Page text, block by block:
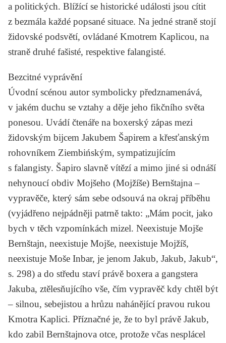
a politických. Blížící se historické události jsou cítit
z bezmála každé popsané situace. Na jedné straně stojí
židovské podsvětí, ovládané Kmotrem Kaplicou, na
straně druhé fašisté, respektive falangisté.
Bezcitné vyprávění
Úvodní scénou autor symbolicky předznamenává,
v jakém duchu se vztahy a děje jeho fikčního světa
ponesou. Uvádí čtenáře na boxerský zápas mezi
židovským bijcem Jakubem Šapirem a křesťanským
rohovníkem Ziembińským, sympatizujícím
s falangisty. Šapiro slavně vítězí a mimo jiné si odnáší
nehynoucí obdiv Mojšeho (Mojžíše) Bernštajna –
vypravěče, který sám sebe odsouvá na okraj příběhu
(vyjádřeno nejpádněji patrně takto: „Mám pocit, jako
bych v těch vzpomínkách mizel. Neexistuje Mojše
Bernštajn, neexistuje Mojše, neexistuje Mojžíš,
neexistuje Moše Inbar, je jenom Jakub, Jakub, Jakub“,
s. 298) a do středu staví právě boxera a gangstera
Jakuba, ztělesňujícího vše, čím vypravěč kdy chtěl být
– silnou, sebejistou a hrůzu nahánějící pravou rukou
Kmotra Kaplici. Příznačné je, že to byl právě Jakub,
kdo zabil Bernštajnova otce, protože včas nesplácel